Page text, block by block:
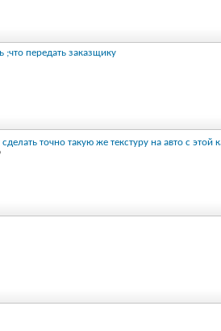
передать заказщику
сделать точно такую же текстуру на авто с этой